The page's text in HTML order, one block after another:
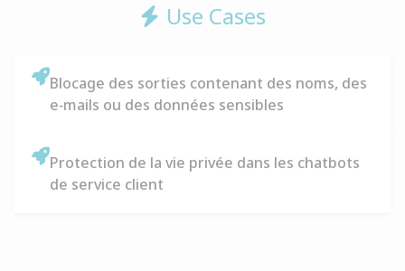
Use Cases
Blocage des sorties contenant des noms, des
e‑mails ou des données sensibles
Protection de la vie privée dans les chatbots
de service client